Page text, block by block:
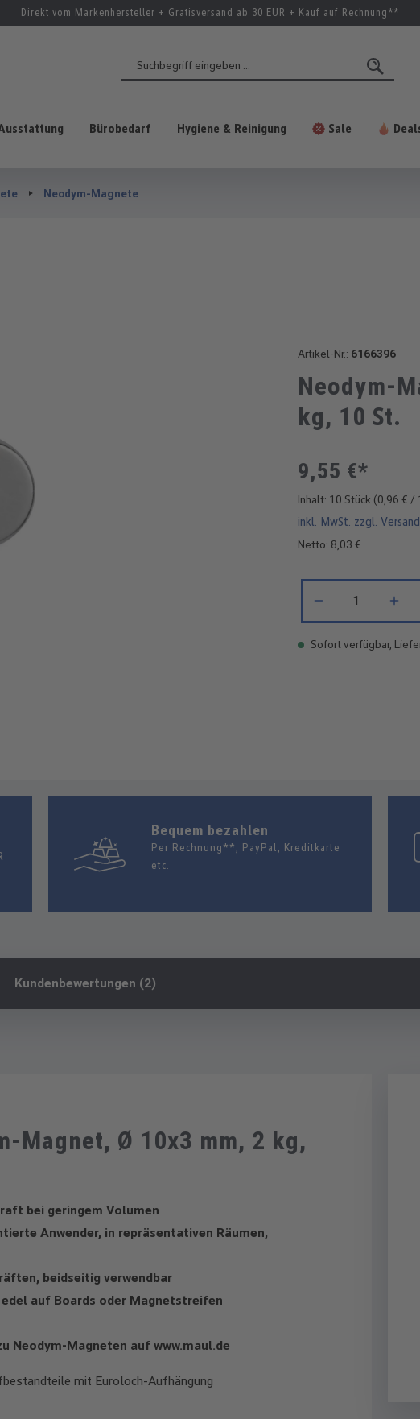
Direkt vom Markenhersteller + Gratisversand ab 30 EUR + Kauf auf Rechnung**
Bürobedarf Hygiene & Reinigung Sale
Neodym-Magnete
Artikel-Nr.: 6166396
Neodym-
kg, 10 St.
9,55 €*
Inhalt: 10 Stück (0,96 € /
inkl. MwSt. zzgl.
Netto: 8,03 €
Sofort verfügbar,
Bequem bezahlen
Per Rechnung**, PayPal, Kreditkarte
etc.
Kundenbewertungen (2)
Magnet, Ø 10x3 mm, 2 kg,
bei geringem Volumen
Anwender, in repräsentativen Räumen,
beidseitig verwendbar
auf Boards oder Magnetstreifen
Neodym-Magneten auf www.maul.de
mit Euroloch-Aufhängung